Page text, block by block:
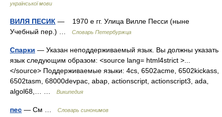
української мови
ВИЛЯ ПЕСИК — 1970 е гг. Улица Вилле Песси (ныне
Учебный пер.) …
Словарь Петербуржца
Спарки — Указан неподдерживаемый язык. Вы должны указать
язык следующим образом: <source lang= html4strict >...
</source> Поддерживаемые языки: 4cs, 6502acme, 6502kickass,
6502tasm, 68000devpac, abap, actionscript, actionscript3, ada,
algol68,… …
Википедия
пес — См … Словарь синонимов